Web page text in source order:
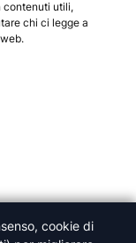
contenuti utili,
chi ci legge a
cookie di